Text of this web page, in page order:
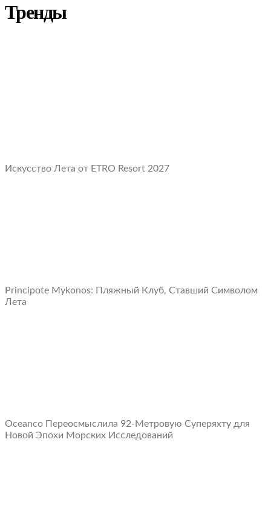
Тренды
Искусство Лета от ETRO Resort 2027
Principote Mykonos: Пляжный Клуб, Ставший Символом
Лета
Oceanco Переосмыслила 92-Метровую Суперяхту для
Новой Эпохи Морских Исследований